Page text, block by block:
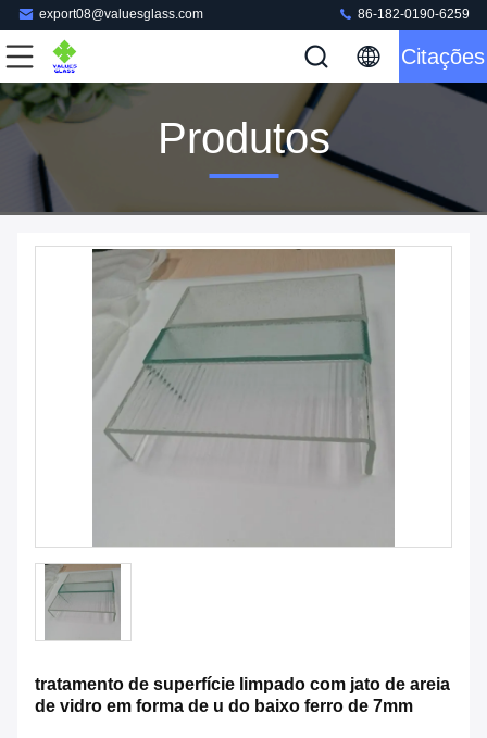
export08@valuesglass.com 86-182-0190-6259
Citações
Produtos
tratamento de superfície limpado com jato de areia
de vidro em forma de u do baixo ferro de 7mm